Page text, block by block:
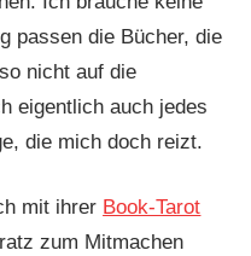
passen die Bücher, die
nicht auf die
eigentlich auch jedes
die mich doch reizt.
mit ihrer Book-Tarot
zum Mitmachen